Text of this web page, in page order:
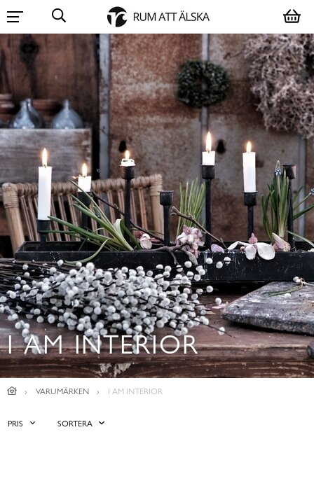
I AM INTERIOR
VARUMÄRKEN I AM INTERIOR
PRIS SORTERA